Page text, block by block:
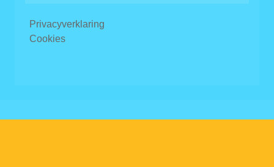
Privacyverklaring
Cookies